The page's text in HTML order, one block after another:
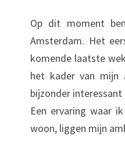
Op dit moment
Amsterdam. Het
komende laatste
het kader van
bijzonder
Een ervaring waar
woon, liggen mijn